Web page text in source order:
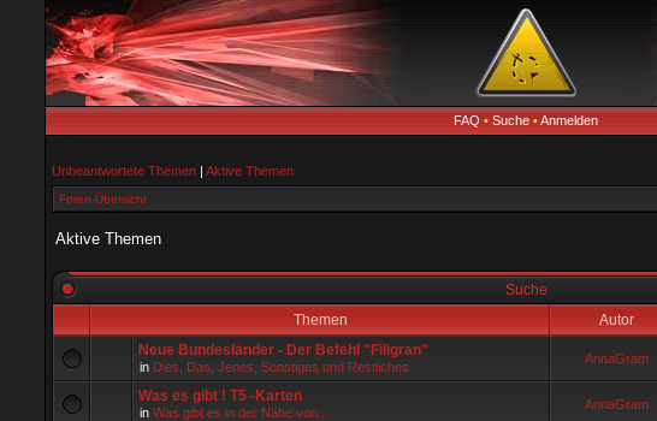
FAQ • Suche •Anmelden
Unbeantwortete Themen | Aktive Themen
Foren-Übersicht
Aktive Themen
Suche
Themen
Autor
Neue Bundesländer - Der Befehl "Filigran"
in Dies, Das, Jenes, Sonstiges und Restliches
AnnaGram
Was es gibt ! T5 -Karten
in Was gibt es in der Nähe von...
AnnaGram